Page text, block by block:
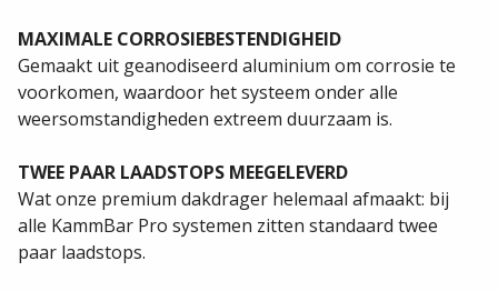
MAXIMALE CORROSIEBESTENDIGHEID
Gemaakt uit geanodiseerd aluminium om corrosie te
voorkomen, waardoor het systeem onder alle
weersomstandigheden extreem duurzaam is.
TWEE PAAR LAADSTOPS MEEGELEVERD
Wat onze premium dakdrager helemaal afmaakt: bij
alle KammBar Pro systemen zitten standaard twee
paar laadstops.